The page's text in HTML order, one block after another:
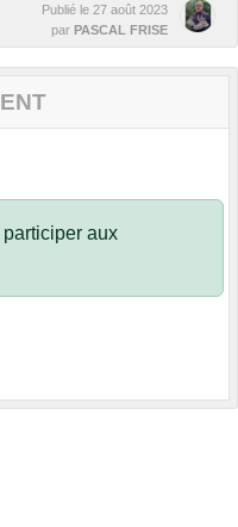
Publié le 27 août 2023
par PASCAL FRISE
aux